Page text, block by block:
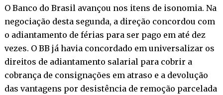
O Banco do Brasil avançou nos itens de isonomia. Na
negociação desta segunda, a direção concordou com
o adiantamento de férias para ser pago em até dez
vezes. O BB já havia concordado em universalizar os
direitos de adiantamento salarial para cobrir a
cobrança de consignações em atraso e a devolução
das vantagens por desistência de remoção parcelada